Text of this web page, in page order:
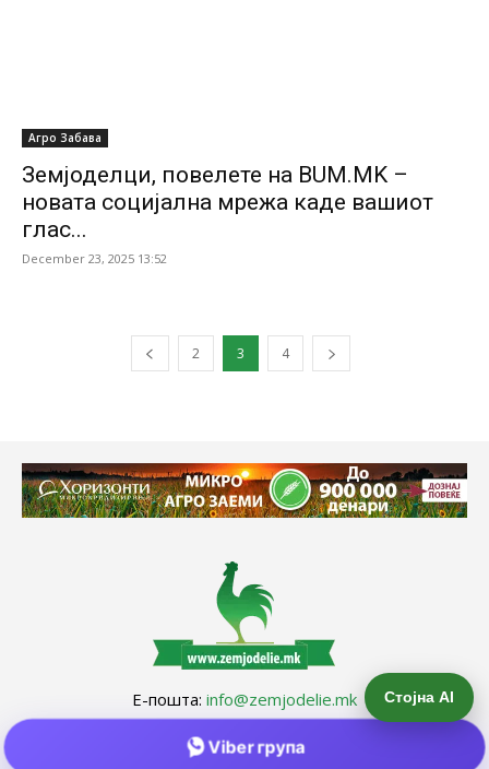
Агро Забава
Земјоделци, повелете на BUM.MK –
новата социјална мрежа каде вашиот
глас...
December 23, 2025 13:52
2 3 4
Е-пошта: info@zemjodelie.mk
Тел: +38975383796
Стојна AI
Viber група